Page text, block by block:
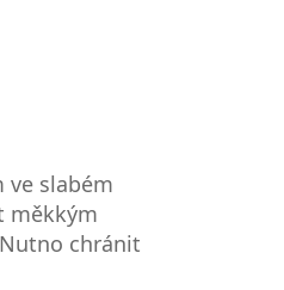
ve slabém
měkkým
chránit